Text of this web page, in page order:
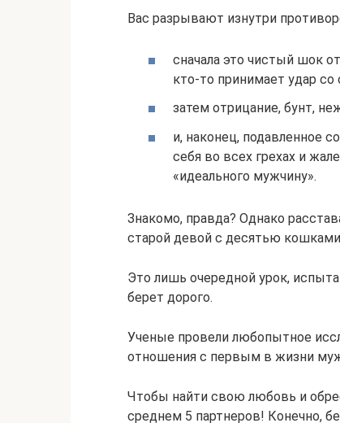
Вас разрывают изнутри
сначала это чистый шок
кто-то принимает удар
затем отрицание, бунт,
и, наконец, подавленное
себя во всех грехах и
«идеального мужчину».
Знакомо, правда? Однако
старой девой с десятью
Это лишь очередной урок,
берет дорого.
Ученые провели любопытное
отношения с первым в жизни
Чтобы найти свою любовь и
среднем 5 партнеров! Конечно,